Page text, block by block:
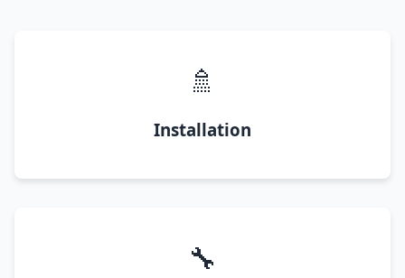
🚿
Installation
🔧